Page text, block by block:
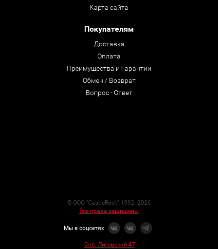
Карта сайта
Покупателям
Доставка
Оплата
Преимущества и Гарантии
Обмен / Возврат
Вопрос - Ответ
© ООО "CastleRock" 1992- 2026
Все права защищены
Мы в соцсетях
- Спб. Лиговский 47: